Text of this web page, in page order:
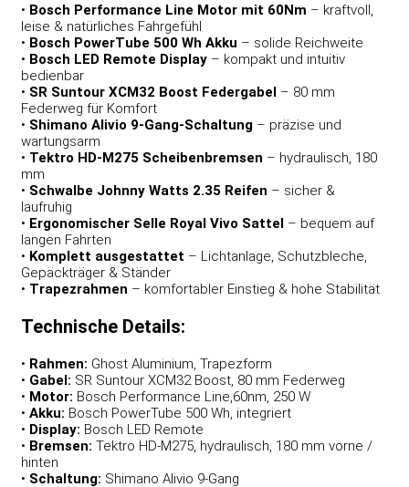
• Bosch Performance Line Motor mit 60Nm – kraftvoll,
leise & natürliches Fahrgefühl
• Bosch PowerTube 500 Wh Akku – solide Reichweite
• Bosch LED Remote Display – kompakt und intuitiv
bedienbar
• SR Suntour XCM32 Boost Federgabel – 80 mm
Federweg für Komfort
• Shimano Alivio 9-Gang-Schaltung – präzise und
wartungsarm
• Tektro HD-M275 Scheibenbremsen – hydraulisch, 180
mm
• Schwalbe Johnny Watts 2.35 Reifen – sicher &
laufruhig
• Ergonomischer Selle Royal Vivo Sattel – bequem auf
langen Fahrten
• Komplett ausgestattet – Lichtanlage, Schutzbleche,
Gepäckträger & Ständer
• Trapezrahmen – komfortabler Einstieg & hohe Stabilität
Technische Details:
• Rahmen: Ghost Aluminium, Trapezform
• Gabel: SR Suntour XCM32 Boost, 80 mm Federweg
• Motor: Bosch Performance Line,60nm, 250 W
• Akku: Bosch PowerTube 500 Wh, integriert
• Display: Bosch LED Remote
• Bremsen: Tektro HD-M275, hydraulisch, 180 mm vorne /
hinten
• Schaltung: Shimano Alivio 9-Gang